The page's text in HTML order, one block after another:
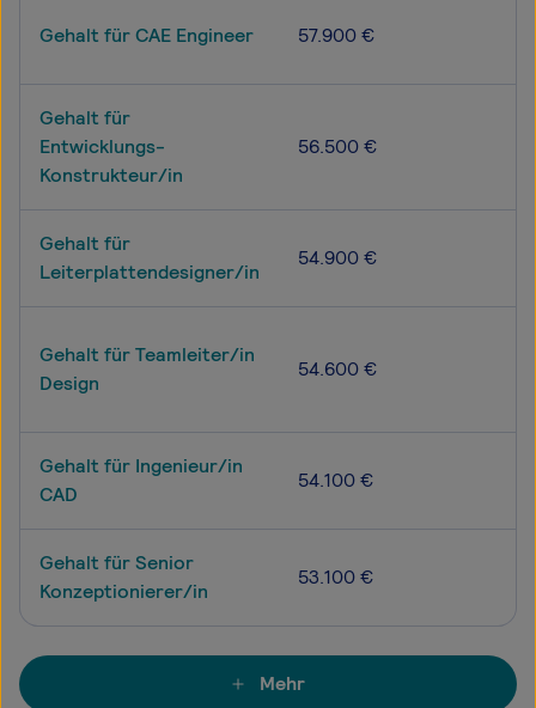
Gehalt für CAE Engineer 57.900 €
Gehalt für
Entwicklungs-
Konstrukteur/in
56.500 €
Gehalt für
Leiterplattendesigner/in
54.900 €
Gehalt für Teamleiter/in
Design
54.600 €
Gehalt für Ingenieur/in
CAD
54.100 €
Gehalt für Senior
Konzeptionierer/in
53.100 €
Mehr